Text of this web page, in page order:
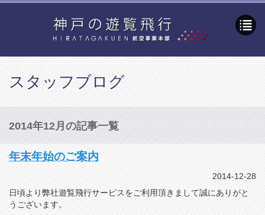
スタッフブログ
2014年12月の記事一覧
年末年始のご案内
2014-12-28
日頃より弊社遊覧飛行サービスをご利用頂きまして誠にありがと
うございます。